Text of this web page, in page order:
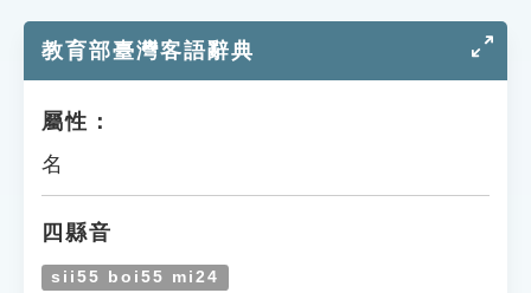
知識索引
遊戲專區
教學應用
教育部臺灣客語辭典
屬性：
名
四縣音
sii55 boi55 mi24